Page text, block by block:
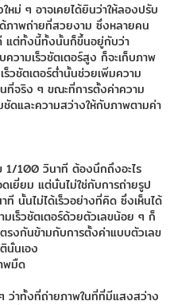
ๆ อาจเคยได้ยินว่าให้ลองปรับ
ด้ภาพถ่ายที่สวยงาม ซึ่งหลายคน
แต่ทั้งนี้ทั้งนั้นก็ขึ้นอยู่กับว่า
วามเร็วชัตเตอร์สูง ก็จะเก็บภาพ
วชัตเตอร์ต่ำนั้นช่วยเพิ่มความ
ที่จริง ๆ ขณะที่การตั้งค่าความ
ดและความสว่างให้กับภาพตามค่า
100 วินาที ต้องนึกถึงอะไร
เยี่ยม แต่นั่นไม่ใช่กับการถ่ายรูป
นั้นไม่ได้เร็วอย่างที่คิด ซึ่งเห็นได้
เร็วชัตเตอร์ด้วยตัวเลขน้อย ๆ ก็
รงกันข้ามกับการตั้งค่าแบบตัวเลข
นั่นเอง
พมืด
ทั้งที่ถ่ายภาพในที่ที่มีแสงสว่าง